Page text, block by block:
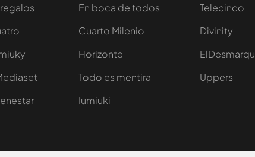
En boca de todos
Cuarto Milenio
Horizonte
Todo es mentira
Iumiuki
Telecinco
Divinity
Uppers